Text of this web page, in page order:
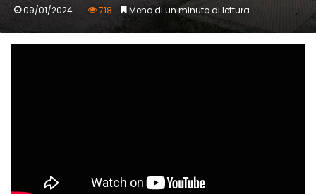
09/01/2024 718 Meno di un minuto di lettura